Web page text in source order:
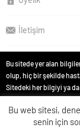
İletişim
Bu sitede yer alan
olup, hiç bir şekilde
Sitedeki her bilgiyi ya
danışmalıdırlar. Bu
tedavisinin veya
teşhis ve tedavi
Bu web sitesi,
senin için